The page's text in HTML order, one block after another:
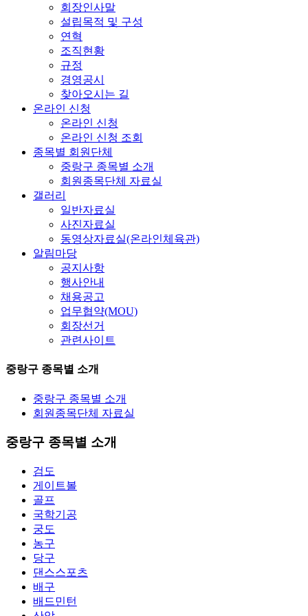
회장인사말
설립목적 및 구성
연혁
조직현황
규정
경영공시
찾아오시는 길
온라인 신청
온라인 신청
온라인 신청 조회
종목별 회원단체
중랑구 종목별 소개
회원종목단체 자료실
갤러리
일반자료실
사진자료실
동영상자료실(온라인체육관)
알림마당
공지사항
행사안내
채용공고
업무협약(MOU)
회장선거
관련사이트
중랑구 종목별 소개
중랑구 종목별 소개
회원종목단체 자료실
중랑구 종목별 소개
검도
게이트볼
골프
국학기공
궁도
농구
당구
댄스스포츠
배구
배드민턴